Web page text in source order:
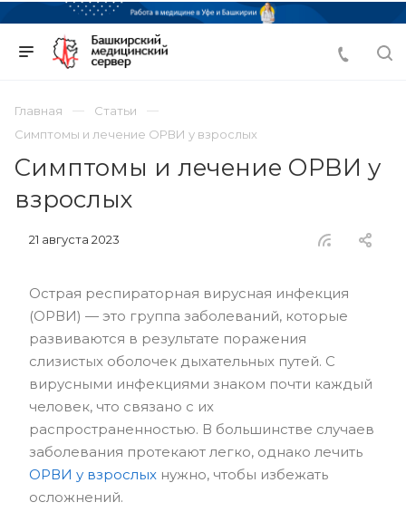
Главная
Статьи
Симптомы и лечение ОРВИ у взрослых
Симптомы и лечение ОРВИ у
взрослых
21 августа 2023
Острая респираторная вирусная инфекция
(ОРВИ) — это группа заболеваний, которые
развиваются в результате поражения
слизистых оболочек дыхательных путей. С
вирусными инфекциями знаком почти каждый
человек, что связано с их
распространенностью. В большинстве случаев
заболевания протекают легко, однако лечить
ОРВИ у взрослых нужно, чтобы избежать
осложнений.